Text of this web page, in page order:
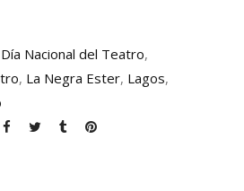
Día Nacional del Teatro,
, La Negra Ester, Lagos,